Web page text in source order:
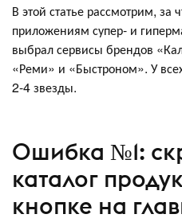
В этой статье рассмотрим, за
приложениям супер- и
выбрал сервисы брендов
«Реми» и «Быстроном». У
2-4 звезды.
Ошибка №1:
каталог
кнопке на